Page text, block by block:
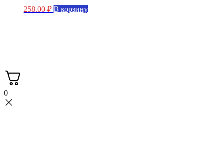
258.00 ₽ В корзину
0